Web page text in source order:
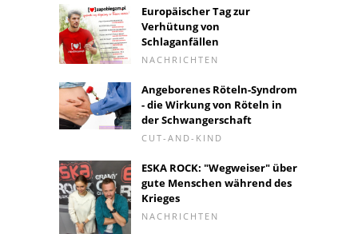
Europäischer Tag zur
Verhütung von
Schlaganfällen
NACHRICHTEN
Angeborenes Röteln-Syndrom
- die Wirkung von Röteln in
der Schwangerschaft
CUT-AND-KIND
ESKA ROCK: "Wegweiser" über
gute Menschen während des
Krieges
NACHRICHTEN